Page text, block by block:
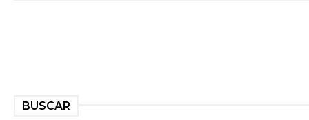
BUSCAR